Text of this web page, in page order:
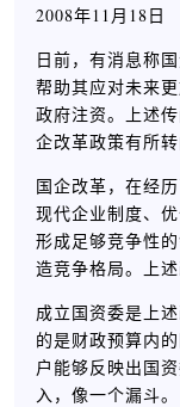
2008年11月18日
日前，有消息称
帮助其应对未来
政府注资。上述
企改革政策有所转
国企改革，在经
现代企业制度、
形成足够竞争性
造竞争格局。上
成立国资委是上
的是财政预算内
户能够反映出国
入，像一个漏斗。